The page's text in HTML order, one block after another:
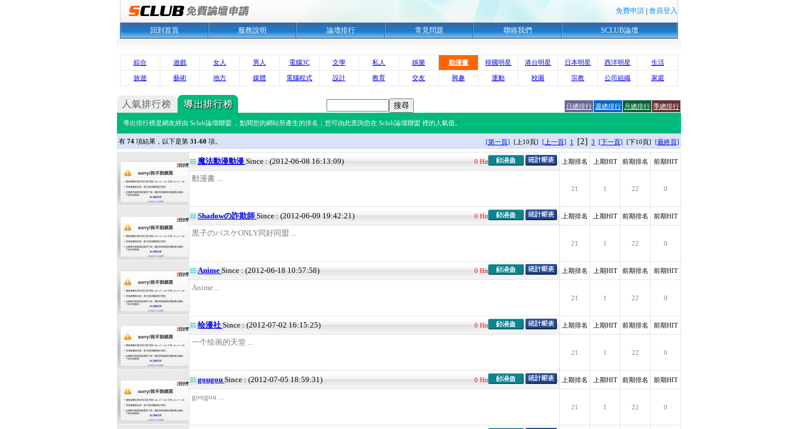
免費申請 會員登入
回到首頁 服務說明 論壇排行 常見問題 聯絡我們 SCLUB論壇
綜合 遊戲 女人 男人 電腦3C 文學 私人 娛樂 動漫畫 韓國明星 港台明星 日本明星 西洋明星 生活
旅遊 藝術 地方 媒體 電腦程式 設計 教育 交友 興趣 運動 校園 宗教 公司組織 家庭
日總排行 週總排行 月總排行 季總排行
導出排行榜是網友經由 Sclub論壇聯盟 ，點閱您的網站所產生的排名；您可由此查詢您在 Sclub論壇聯盟 裡的人氣值。
有 74 項結果，以下是第 31-60 項。 [第一頁] [上10頁] [上一頁] 1 [2] 3 [下一頁] [下10頁] [最終頁]
魔法動漫動漫 Since : (2012-06-08 16:13:09) 0 Hit 上期排名 上期HIT 前期排名 前期HIT
動漫書 ...
21 1 22 0
Shadowの詐欺師 Since : (2012-06-09 19:42:21) 0 Hit 上期排名 上期HIT 前期排名 前期HIT
黒子のバスケONLY同好同盟 ...
21 1 22 0
Anime Since : (2012-06-18 10:57:58) 0 Hit 上期排名 上期HIT 前期排名 前期HIT
Anime ...
21 1 22 0
绘漫社Since : (2012-07-02 16:15:25) 0 Hit 上期排名 上期HIT 前期排名 前期HIT
一个绘画的天堂 ...
21 1 22 0
gougou Since : (2012-07-05 18:59:31) 0 Hit 上期排名 上期HIT 前期排名 前期HIT
gougou ...
21 1 22 0